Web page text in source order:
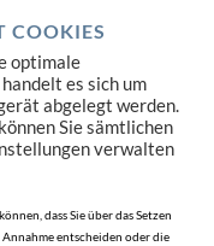
How
COOKIES
optimale
es sich um
abgelegt werden.
Sie sämtlichen
verwalten
dass Sie über das Setzen
entscheiden oder die